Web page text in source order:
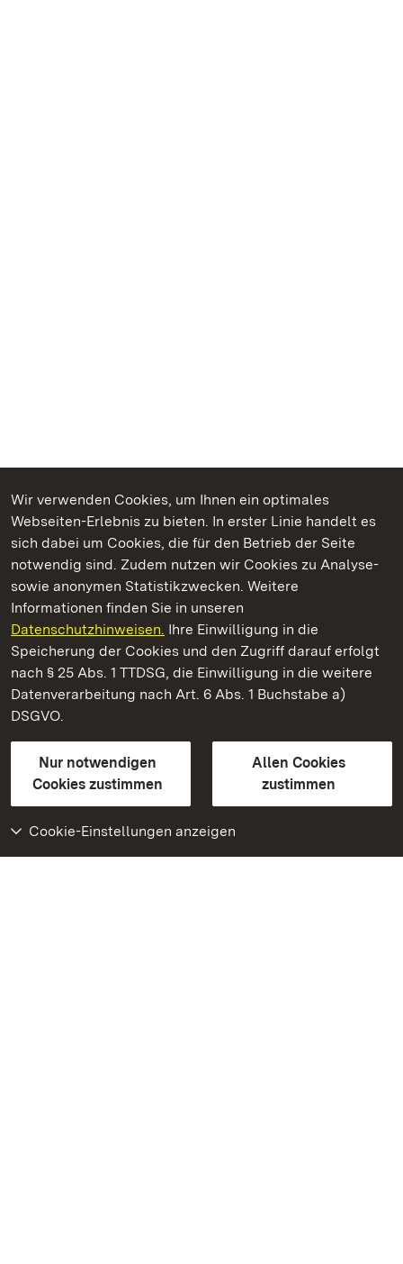
Wir verwenden Cookies, um Ihnen ein optimales
Webseiten-Erlebnis zu bieten. In erster Linie handelt es
sich dabei um Cookies, die für den Betrieb der Seite
notwendig sind. Zudem nutzen wir Cookies zu Analyse-
sowie anonymen Statistikzwecken. Weitere
Informationen finden Sie in unseren
Datenschutzhinweisen. Ihre Einwilligung in die
Speicherung der Cookies und den Zugriff darauf erfolgt
nach § 25 Abs. 1 TTDSG, die Einwilligung in die weitere
Datenverarbeitung nach Art. 6 Abs. 1 Buchstabe a)
DSGVO.
Nur notwendigen
Cookies zustimmen
Allen Cookies
zustimmen
Cookie-Einstellungen anzeigen
Kommen. Staunen. Genießen.
Staatliche Schlösser und Gärten Baden‑Württemberg
Staatliche Schlösser und Gärten Baden-Württemberg
Kontakt
GebärdenspracheLeichte Sprache
Erklärung zur Barrierefreiheit
BITV-konform (geprüfte Seiten)
Weiteres